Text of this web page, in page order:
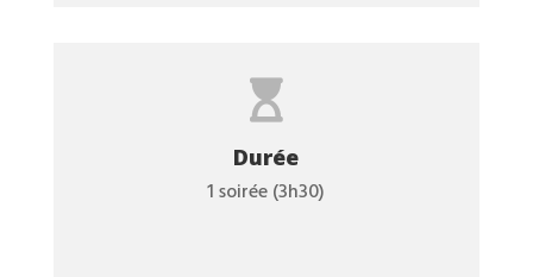

Durée
1 soirée (3h30)